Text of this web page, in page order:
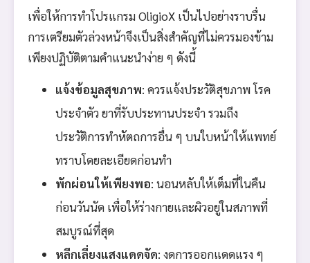
เพื่อให้การทำโปรแกรม OligioX เป็นไปอย่างราบรื่น
การเตรียมตัวล่วงหน้าจึงเป็นสิ่งสำคัญที่ไม่ควรมองข้าม
เพียงปฏิบัติตามคำแนะนำง่าย ๆ ดังนี้
แจ้งข้อมูลสุขภาพ: ควรแจ้งประวัติสุขภาพ โรค
ประจำตัว ยาที่รับประทานประจำ รวมถึง
ประวัติการทำหัตถการอื่น ๆ บนใบหน้าให้แพทย์
ทราบโดยละเอียดก่อนทำ
พักผ่อนให้เพียงพอ: นอนหลับให้เต็มที่ในคืน
ก่อนวันนัด เพื่อให้ร่างกายและผิวอยู่ในสภาพที่
สมบูรณ์ที่สุด
หลีกเลี่ยงแสงแดดจัด: งดการออกแดดแรง ๆ